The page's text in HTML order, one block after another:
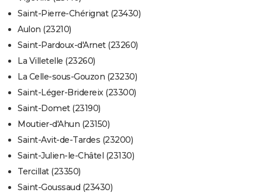
Saint-Pierre-Chérignat (23430)
Aulon (23210)
Saint-Pardoux-d'Arnet (23260)
La Villetelle (23260)
La Celle-sous-Gouzon (23230)
Saint-Léger-Bridereix (23300)
Saint-Domet (23190)
Moutier-d'Ahun (23150)
Saint-Avit-de-Tardes (23200)
Saint-Julien-le-Châtel (23130)
Tercillat (23350)
Saint-Goussaud (23430)